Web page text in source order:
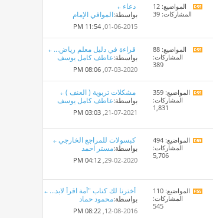
مشاهدة
تغذيات
المواضيع: 12
المشاركات: 39
دعاء
بواسطة:الموافي الإمام
01-06-2015,
11:54 PM
مشاهدة
تغذيات
المواضيع: 88
المشاركات:
389
قراءة في دليل معلم رياض...
بواسطة:عاطف كامل يوسف
07-03-2020,
08:06 PM
مشاهدة
تغذيات
المواضيع: 359
المشاركات:
1,831
مشكلات تربوية ( العنف )
بواسطة:عاطف كامل يوسف
21-07-2021,
03:03 PM
مشاهدة
تغذيات
المواضيع: 494
المشاركات:
5,706
كبسولات للمراجع الخارجي
بواسطة:مستر احمد
29-02-2020,
04:12 PM
مشاهدة
تغذيات
المواضيع: 110
المشاركات:
545
أخترنا لك كتاب "أمة اقرأ لابد...
بواسطة:محمود حماد
12-08-2016,
08:22 PM